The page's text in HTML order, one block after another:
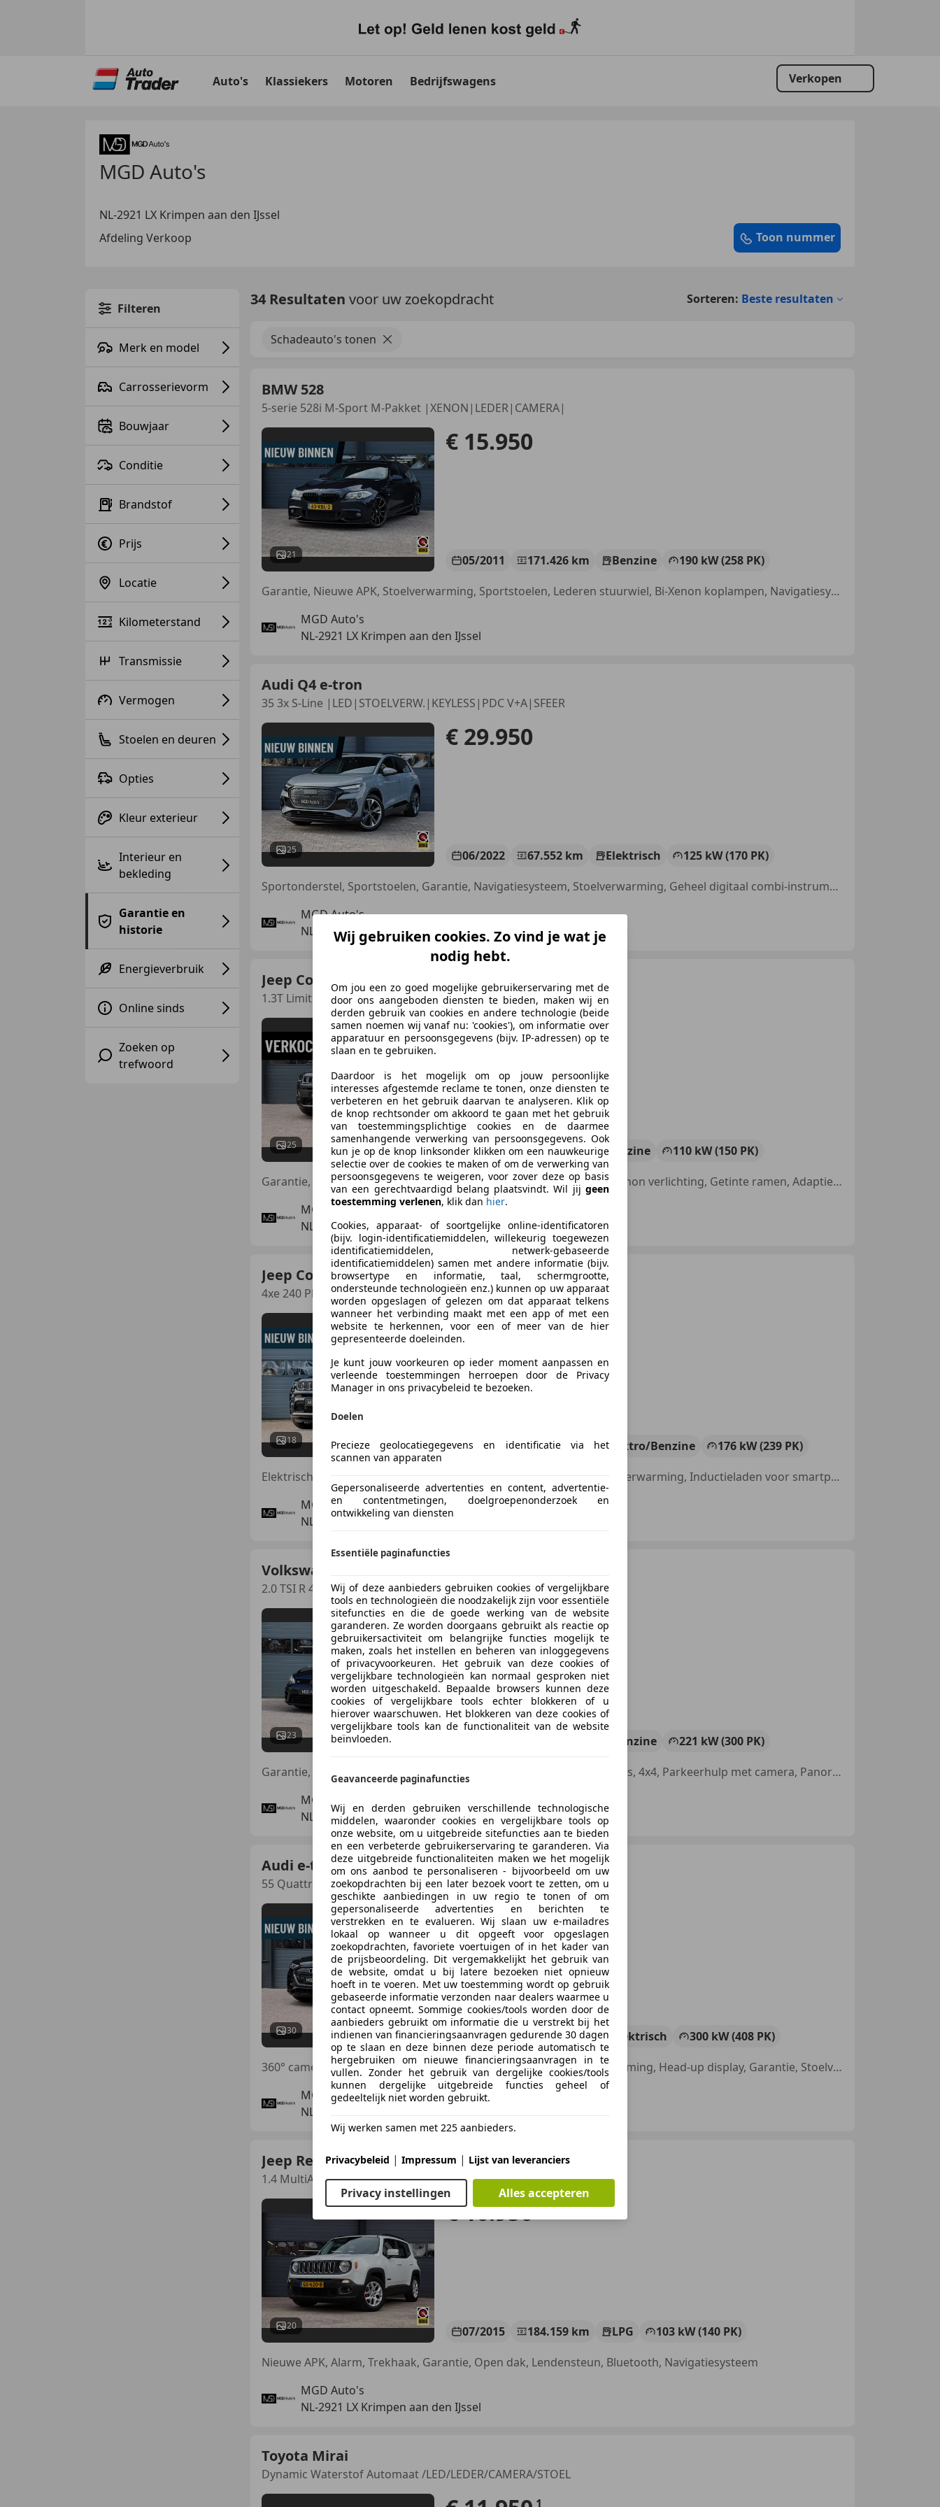
Auto's Klassiekers Motoren Bedrijfswagens Verkopen
MGD Auto's
NL-2921 LX Krimpen aan den IJssel
Afdeling Verkoop
Toon nummer
Filteren
Merk en model
Carrosserievorm
Bouwjaar
Conditie
Brandstof
Prijs
Locatie
Kilometerstand
Transmissie
Vermogen
Stoelen en deuren
Opties
Kleur exterieur
Interieur en
bekleding
Garantie en
historie
Energieverbruik
Online sinds
Zoeken op
trefwoord
34 Resultaten voor uw zoekopdracht Sorteren: Beste resultaten
Schadeauto's tonen
BMW 528
5-serie 528i M-Sport M-Pakket |XENON|LEDER|CAMERA|
21
€ 15.950
05/2011 171.426 km Benzine
190 kW (258 PK)
Garantie, Nieuwe APK, Stoelverwarming, Sportstoelen, Lederen stuurwiel, Bi-Xenon koplampen, Navigatiesysteem, Trekhaak
MGD Auto's
NL-2921 LX Krimpen aan den IJssel
Audi Q4 e-tron
35 3x S-Line |LED|STOELVERW.|KEYLESS|PDC V+A|SFEER
25
€ 29.950
06/2022 67.552 km Elektrisch
125 kW (170 PK)
Sportonderstel, Sportstoelen, Garantie, Navigatiesysteem, Stoelverwarming, Geheel digitaal combi-instrument, Sfeerverlichting, Keyless Entry
MGD Auto's
NL-2921 LX Krimpen aan den IJssel
Jeep Compass
1.3T Limited |LED|ACC|CAMERA|KEYLESS|ALPINE|STOELV
25
€ 19.950
03/2021 68.631 km Benzine
110 kW (150 PK)
Garantie, Trekhaak, Alarm, Nieuwe APK, Parkeerhulp met camera, Xenon verlichting, Getinte ramen, Adaptieve Cruise Control
MGD Auto's
NL-2921 LX Krimpen aan den IJssel
Jeep Compass
4xe 240 Plug-in Hybrid S /CAMERA/STOEL+STUURVERW./
18
€ 24.950
11/2022 64.861 km Elektro/Benzine
176 kW (239 PK)
Elektrische achterklep, Elektrische stoelverstelling, Alarm, Stuurwielverwarming, Inductieladen voor smartphones, Adaptieve Cruise Control, Trekhaak, Grootlichtassistent
MGD Auto's
NL-2921 LX Krimpen aan den IJssel
Volkswagen Golf
2.0 TSI R 4Motion Stage 2 |XENON|PANO-DAK|LEDER|CA
23
€ 21.950
Benzine
221 kW (300 PK)
Garantie, Sportonderstel, Alarm, Bi-Xenon koplampen, Schakelflippers, 4x4, Parkeerhulp met camera, Panorama dak
MGD Auto's
NL-2921 LX Krimpen aan den IJssel
Audi e-tron
55 Quattro Advanced |LED|PANODAK|HUD|360 CAMERA|ME
30
€ 27.950 1
06/2019 108.743 km Elektrisch
300 kW (408 PK)
360° camera, Open dak, Elektrische stoelverstelling, Stuurwielverwarming, Head-up display, Garantie, Stoelverwarming, Parkeerhulp met camera
MGD Auto's
NL-2921 LX Krimpen aan den IJssel
Jeep Renegade
1.4 MultiAir Freedom LPG-G3 |PANODAK|TREHAAK|AUTOM
20
€ 10.950
07/2015 184.159 km LPG
103 kW (140 PK)
Nieuwe APK, Alarm, Trekhaak, Garantie, Open dak, Lendensteun, Bluetooth, Navigatiesysteem
MGD Auto's
NL-2921 LX Krimpen aan den IJssel
Toyota Mirai
Dynamic Waterstof Automaat /LED/LEDER/CAMERA/STOEL
1
Wij gebruiken cookies. Zo vind je wat je
nodig hebt.
Om jou een zo goed mogelijke gebruikerservaring met de
door ons aangeboden diensten te bieden, maken wij en
derden gebruik van cookies en andere technologie (beide
samen noemen wij vanaf nu: 'cookies'), om informatie over
apparatuur en persoonsgegevens (bijv. IP-adressen) op te
slaan en te gebruiken.
Daardoor is het mogelijk om op jouw persoonlijke
interesses afgestemde reclame te tonen, onze diensten te
verbeteren en het gebruik daarvan te analyseren. Klik op
de knop rechtsonder om akkoord te gaan met het gebruik
van toestemmingsplichtige cookies en de daarmee
samenhangende verwerking van persoonsgegevens. Ook
kun je op de knop linksonder klikken om een nauwkeurige
selectie over de cookies te maken of om de verwerking van
persoonsgegevens te weigeren, voor zover deze op basis
van een gerechtvaardigd belang plaatsvindt. Wil jij geen
toestemming verlenen, klik dan hier.
Cookies, apparaat- of soortgelijke online-identificatoren
(bijv. login-identificatiemiddelen, willekeurig toegewezen
identificatiemiddelen, netwerk-gebaseerde
identificatiemiddelen) samen met andere informatie (bijv.
browsertype en informatie, taal, schermgrootte,
ondersteunde technologieën enz.) kunnen op uw apparaat
worden opgeslagen of gelezen om dat apparaat telkens
wanneer het verbinding maakt met een app of met een
website te herkennen, voor een of meer van de hier
gepresenteerde doeleinden.
Je kunt jouw voorkeuren op ieder moment aanpassen en
verleende toestemmingen herroepen door de Privacy
Manager in ons privacybeleid te bezoeken.
Doelen
Precieze geolocatiegegevens en identificatie via het
scannen van apparaten
Gepersonaliseerde advertenties en content, advertentie-
en contentmetingen, doelgroepenonderzoek en
ontwikkeling van diensten
Essentiële paginafuncties
Wij of deze aanbieders gebruiken cookies of vergelijkbare
tools en technologieën die noodzakelijk zijn voor essentiële
sitefuncties en die de goede werking van de website
garanderen. Ze worden doorgaans gebruikt als reactie op
gebruikersactiviteit om belangrijke functies mogelijk te
maken, zoals het instellen en beheren van inloggegevens
of privacyvoorkeuren. Het gebruik van deze cookies of
vergelijkbare technologieën kan normaal gesproken niet
worden uitgeschakeld. Bepaalde browsers kunnen deze
cookies of vergelijkbare tools echter blokkeren of u
hierover waarschuwen. Het blokkeren van deze cookies of
vergelijkbare tools kan de functionaliteit van de website
beïnvloeden.
Geavanceerde paginafuncties
Wij en derden gebruiken verschillende technologische
middelen, waaronder cookies en vergelijkbare tools op
onze website, om u uitgebreide sitefuncties aan te bieden
en een verbeterde gebruikerservaring te garanderen. Via
deze uitgebreide functionaliteiten maken we het mogelijk
om ons aanbod te personaliseren - bijvoorbeeld om uw
zoekopdrachten bij een later bezoek voort te zetten, om u
geschikte aanbiedingen in uw regio te tonen of om
gepersonaliseerde advertenties en berichten te
verstrekken en te evalueren. Wij slaan uw e-mailadres
lokaal op wanneer u dit opgeeft voor opgeslagen
zoekopdrachten, favoriete voertuigen of in het kader van
de prijsbeoordeling. Dit vergemakkelijkt het gebruik van
de website, omdat u bij latere bezoeken niet opnieuw
hoeft in te voeren. Met uw toestemming wordt op gebruik
gebaseerde informatie verzonden naar dealers waarmee u
contact opneemt. Sommige cookies/tools worden door de
aanbieders gebruikt om informatie die u verstrekt bij het
indienen van financieringsaanvragen gedurende 30 dagen
op te slaan en deze binnen deze periode automatisch te
hergebruiken om nieuwe financieringsaanvragen in te
vullen. Zonder het gebruik van dergelijke cookies/tools
kunnen dergelijke uitgebreide functies geheel of
gedeeltelijk niet worden gebruikt.
Wij werken samen met 225 aanbieders.
Privacybeleid | Impressum | Lijst van leveranciers
Privacy instellingen Alles accepteren